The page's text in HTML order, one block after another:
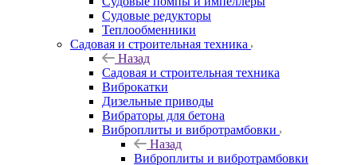
Судовые редукторы
Теплообменники
Садовая и строительная техника
Назад
Садовая и строительная техника
Виброкатки
Дизельные приводы
Вибраторы для бетона
Виброплиты и вибротрамбовки
Назад
Виброплиты и вибротрамбовки